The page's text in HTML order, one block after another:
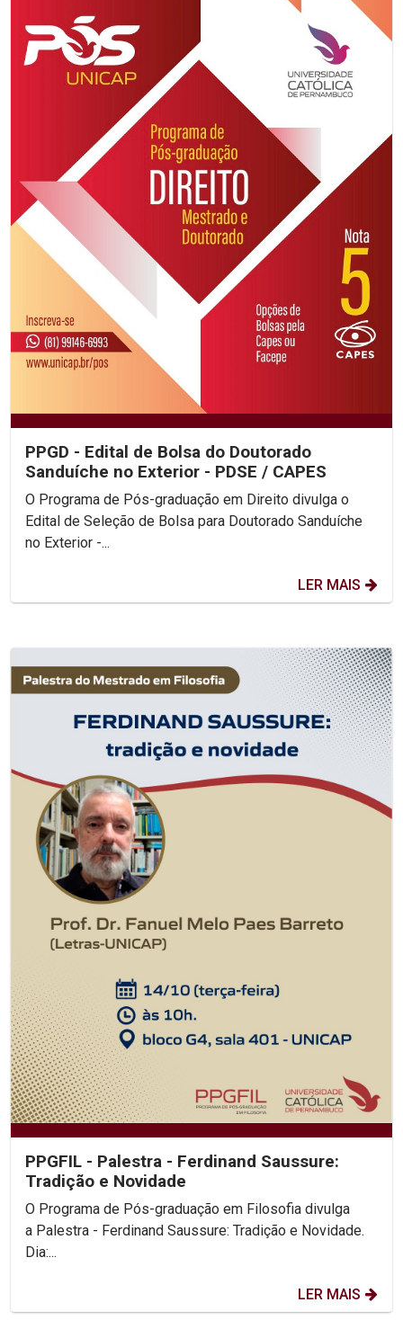
PPGD - Edital de Bolsa do Doutorado
Sanduíche no Exterior - PDSE / CAPES
O Programa de Pós-graduação em Direito divulga o
Edital de Seleção de Bolsa para Doutorado Sanduíche
no Exterior -...
LER MAIS
PPGFIL - Palestra - Ferdinand Saussure:
Tradição e Novidade
O Programa de Pós-graduação em Filosofia divulga
a Palestra - Ferdinand Saussure: Tradição e Novidade.
Dia:...
LER MAIS